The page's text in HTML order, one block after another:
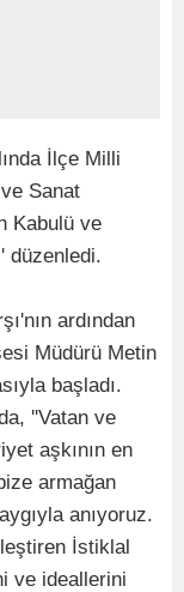
İlçe Milli
Sanat
Kabulü ve
düzenledi.
ardından
Müdürü Metin
başladı.
''Vatan ve
aşkının en
armağan
anıyoruz.
İstiklal
ve ideallerini